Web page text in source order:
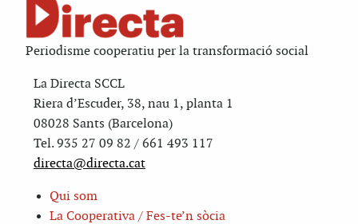
Periodisme cooperatiu per la transformació social
La Directa SCCL
Riera d’Escuder, 38, nau 1, planta 1
08028 Sants (Barcelona)
Tel. 935 27 09 82 / 661 493 117
directa@directa.cat
Qui som
La Cooperativa / Fes-te’n sòcia